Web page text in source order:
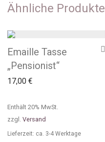
Ähnliche Produkte
Emaille Tasse
„Pensionist“
17,00 €
Enthält 20% MwSt.
zzgl. Versand
Lieferzeit: ca. 3-4 Werktage